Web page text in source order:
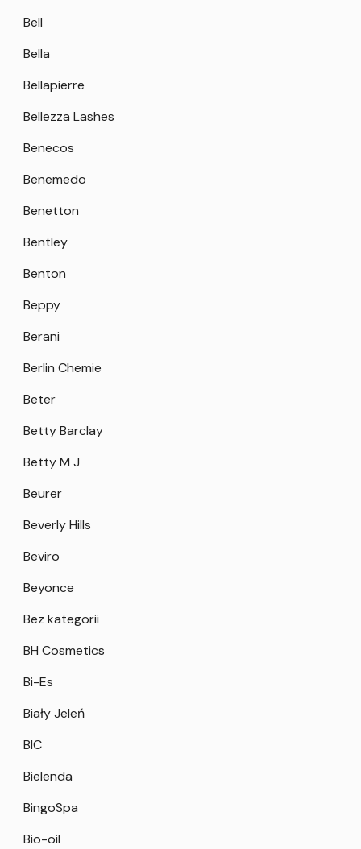
Bell
Bella
Bellapierre
Bellezza Lashes
Benecos
Benemedo
Benetton
Bentley
Benton
Beppy
Berani
Berlin Chemie
Beter
Betty Barclay
Betty M J
Beurer
Beverly Hills
Beviro
Beyonce
Bez kategorii
BH Cosmetics
Bi-Es
Biały Jeleń
BIC
Bielenda
BingoSpa
Bio-oil